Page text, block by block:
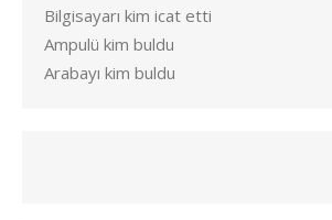
Bilgisayarı kim icat etti
Ampulü kim buldu
Arabayı kim buldu